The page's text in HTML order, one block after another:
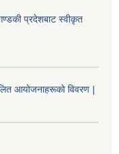
प्रदेशबाट स्वीकृत
आयोजनाहरूको विवरण |